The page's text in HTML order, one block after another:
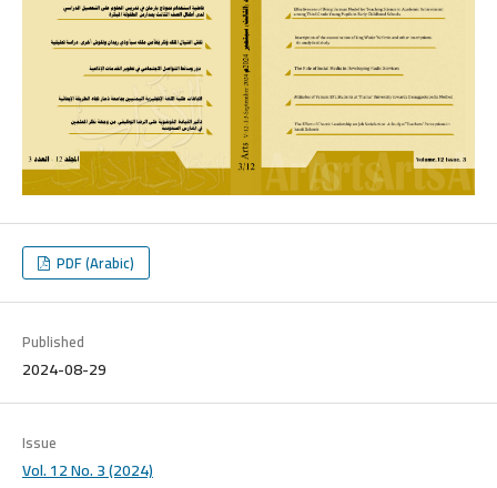
PDF (Arabic)
Published
2024-08-29
Issue
Vol. 12 No. 3 (2024)